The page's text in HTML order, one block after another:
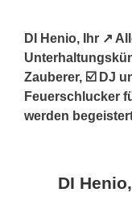
DI Henio, Ihr ↗️
Zauberer, ☑️ DJ
Feuerschlucker
werden
DI